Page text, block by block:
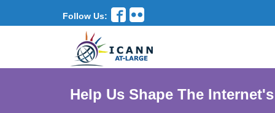
Follow Us:
Help Us Shape The